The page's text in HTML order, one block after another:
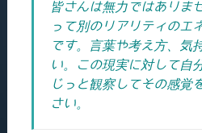
皆さんは無力ではありま
って別のリアリティのエ
です。言葉や考え方、気
い。この現実に対して自
じっと観察してその感覚
さい。